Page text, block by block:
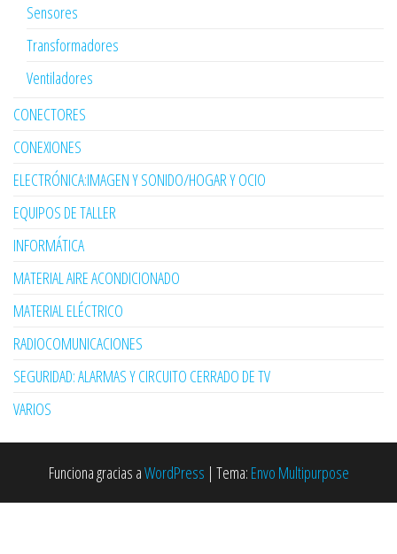
Sensores
Transformadores
Ventiladores
CONECTORES
CONEXIONES
ELECTRÓNICA:IMAGEN Y SONIDO/HOGAR Y OCIO
EQUIPOS DE TALLER
INFORMÁTICA
MATERIAL AIRE ACONDICIONADO
MATERIAL ELÉCTRICO
RADIOCOMUNICACIONES
SEGURIDAD: ALARMAS Y CIRCUITO CERRADO DE TV
VARIOS
Funciona gracias aWordPress | Tema: Envo Multipurpose